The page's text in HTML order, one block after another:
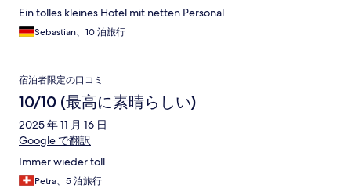
Ein tolles kleines Hotel mit netten Personal
Sebastian、10 泊旅行
宿泊者限定の口コミ
10/10 (最高に素晴らしい)
2025 年 11 月 16 日
Google で翻訳
Immer wieder toll
Petra、5 泊旅行